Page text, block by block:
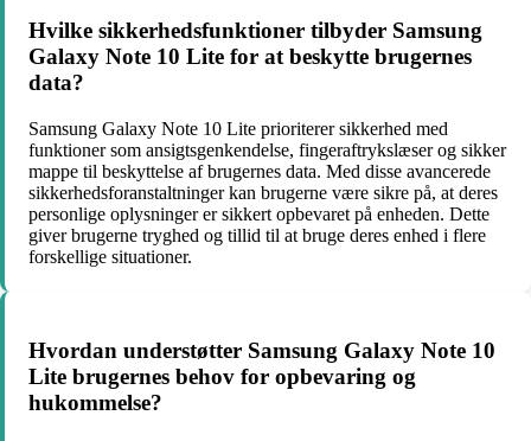
Hvilke sikkerhedsfunktioner tilbyder Samsung
Galaxy Note 10 Lite for at beskytte brugernes
data?
Samsung Galaxy Note 10 Lite prioriterer sikkerhed med
funktioner som ansigtsgenkendelse, fingeraftrykslæser og sikker
mappe til beskyttelse af brugernes data. Med disse avancerede
sikkerhedsforanstaltninger kan brugerne være sikre på, at deres
personlige oplysninger er sikkert opbevaret på enheden. Dette
giver brugerne tryghed og tillid til at bruge deres enhed i flere
forskellige situationer.
Hvordan understøtter Samsung Galaxy Note 10
Lite brugernes behov for opbevaring og
hukommelse?